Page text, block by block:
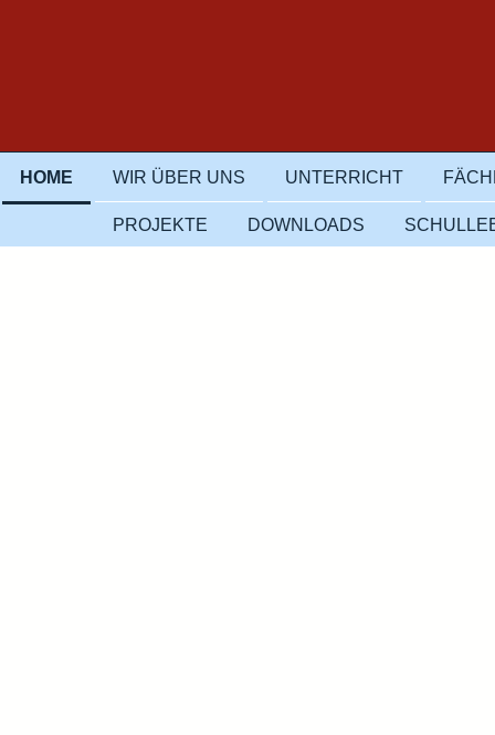
HOME WIR ÜBER UNS UNTERRICHT
PROJEKTE DOWNLOADS